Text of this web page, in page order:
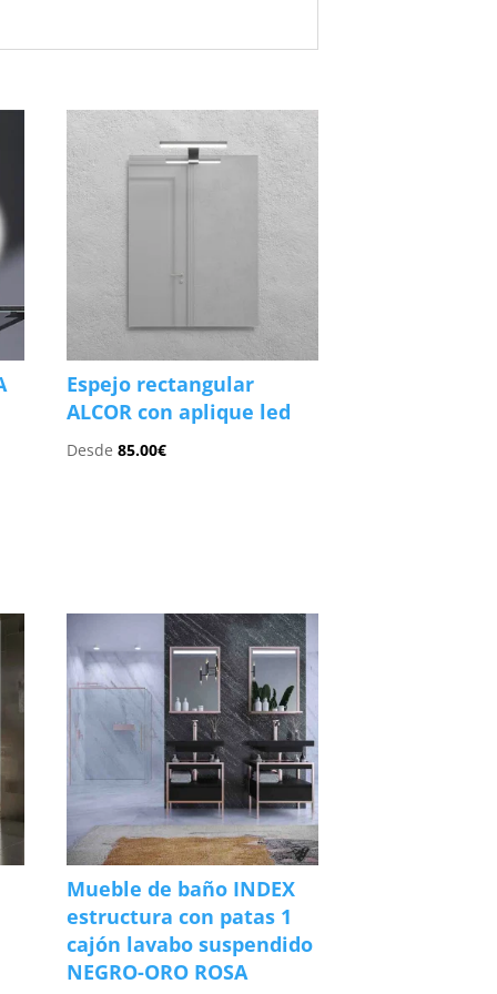
Espejo rectangular
ALCOR con aplique led
Desde85.00€
Mueble de baño INDEX
estructura con patas 1
cajón lavabo suspendido
NEGRO-ORO ROSA